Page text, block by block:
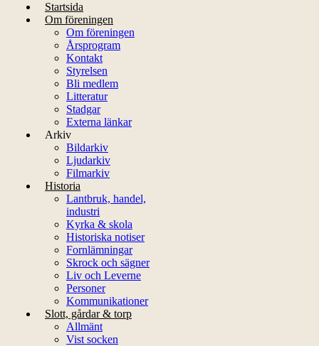
Startsida
Om föreningen
Om föreningen
Årsprogram
Kontakt
Styrelsen
Bli medlem
Litteratur
Stadgar
Externa länkar
Arkiv
Bildarkiv
Ljudarkiv
Filmarkiv
Historia
Lantbruk, handel,
industri
Kyrka & skola
Historiska notiser
Fornlämningar
Skrock och sägner
Liv och Leverne
Personer
Kommunikationer
Slott, gårdar & torp
Allmänt
Vist socken